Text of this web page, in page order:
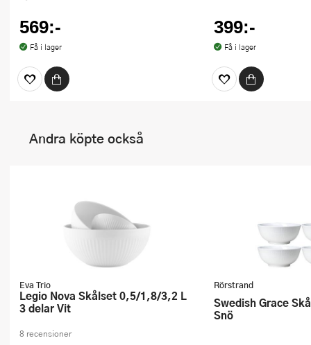
569:-
Få i lager
399:-
Få i lager
Andra köpte också
Eva Trio
Legio Nova Skålset 0,5/1,8/3,2 L
3 delar Vit
8 recensioner
Rörstrand
Swedish Grace Skål 60 cl 4-pack
Snö